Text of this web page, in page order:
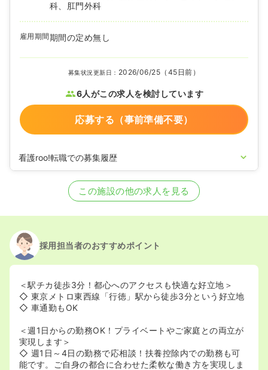
科、肛門外科
雇用期間期間の定め無し
募集状況更新日： 2026/06/25（45日前）
6人がこの求人を検討しています
応募する（事前準備不要）
看護roo!転職での募集履歴
この施設の他の求人を見る
採用担当者のおすすめポイント
＜駅チカ徒歩3分！都心へのアクセスも快適な好立地＞
◇ 東京メトロ東西線「行徳」駅から徒歩3分という好立地
◇ 車通勤もOK
＜週1日からの勤務OK！プライベートやご家庭との両立が
実現します＞
◇ 週1日～4日の勤務で応相談！扶養控除内での勤務も可
能です。ご自身の都合に合わせた柔軟な働き方を実現しま